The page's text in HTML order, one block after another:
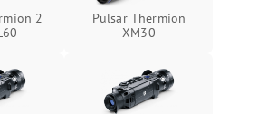
1500 ₽ Подробнее →
Подробнее →
2
Pulsar Thermion
XM30